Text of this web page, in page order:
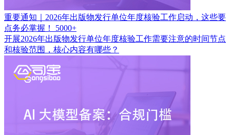
重要通知｜2026年出版物发行单位年度核验工作启动，这些要
点务必掌握！
5000+
开展2026年出版物发行单位年度核验工作需要注意的时间节点
和核验范围，核心内容有哪些？